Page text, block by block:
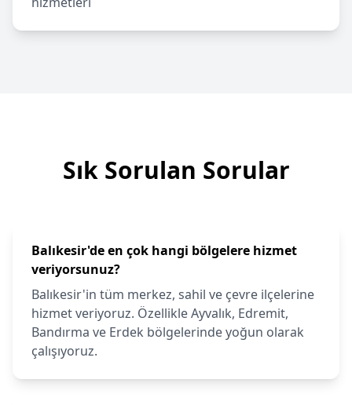
Sık Sorulan Sorular
Balıkesir'de en çok hangi bölgelere hizmet
veriyorsunuz?
Balıkesir'in tüm merkez, sahil ve çevre ilçelerine
hizmet veriyoruz. Özellikle Ayvalık, Edremit,
Bandırma ve Erdek bölgelerinde yoğun olarak
çalışıyoruz.